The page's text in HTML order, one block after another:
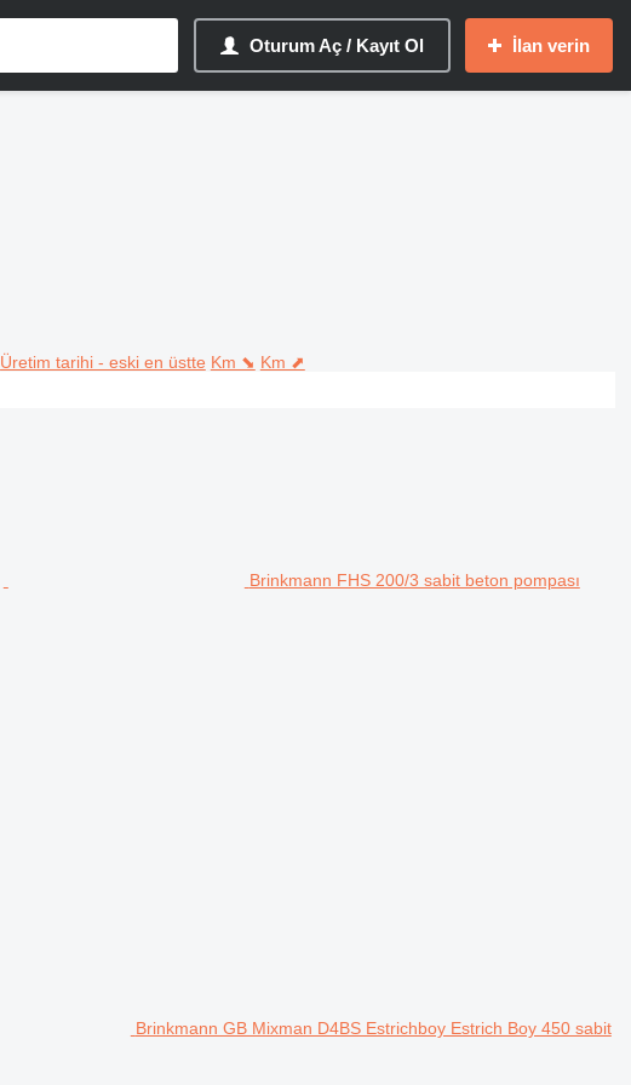
Oturum Aç / Kayıt Ol İlan verin
Üretim tarihi - eski en üstte Km ⬊ Km ⬈
Brinkmann FHS 200/3 sabit beton pompası
Brinkmann GB Mixman D4BS Estrichboy Estrich Boy 450 sabit